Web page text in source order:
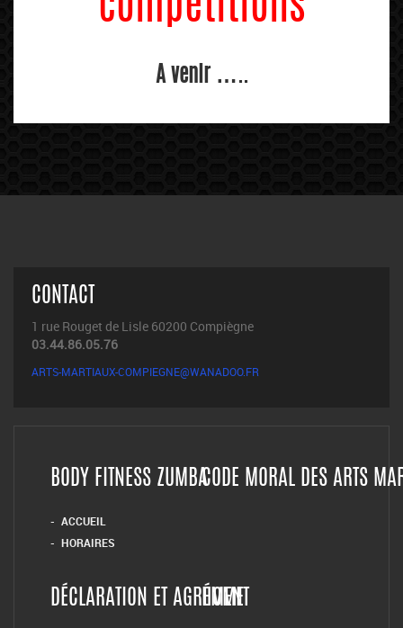
compétitions
A venir …..
CONTACT
1 rue Rouget de Lisle 60200 Compiègne
03.44.86.05.76
ARTS-MARTIAUX-COMPIEGNE@WANADOO.FR
BODY FITNESS ZUMBA
ACCUEIL
HORAIRES
CODE MORAL DES ARTS
DÉCLARATION ET AGRÉMENT
HOME